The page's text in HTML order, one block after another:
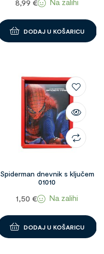
8,99 €
DODAJ U KOŠARICU
Spiderman dnevnik s ključem
01010
1,50 € Na zalihi
DODAJ U KOŠARICU